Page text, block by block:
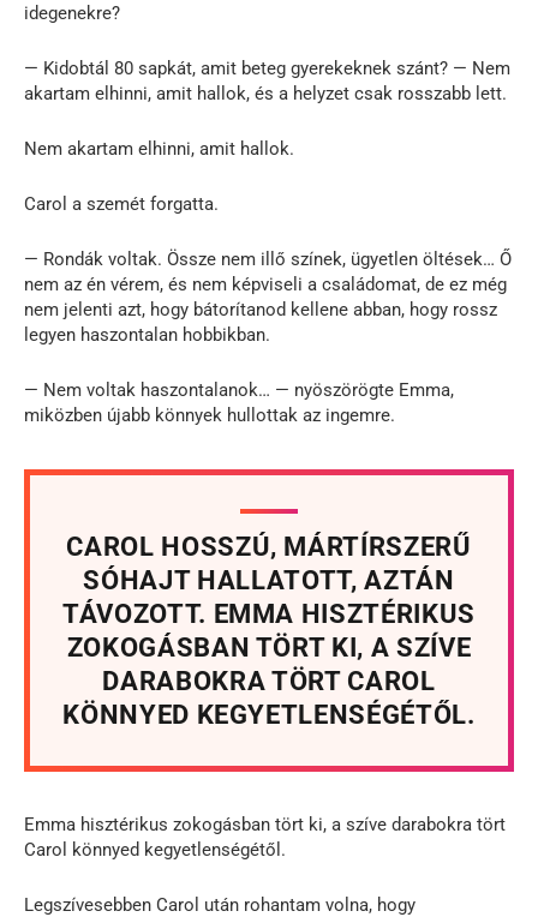
idegenekre?
— Kidobtál 80 sapkát, amit beteg gyerekeknek szánt? — Nem
akartam elhinni, amit hallok, és a helyzet csak rosszabb lett.
Nem akartam elhinni, amit hallok.
Carol a szemét forgatta.
— Rondák voltak. Össze nem illő színek, ügyetlen öltések… Ő
nem az én vérem, és nem képviseli a családomat, de ez még
nem jelenti azt, hogy bátorítanod kellene abban, hogy rossz
legyen haszontalan hobbikban.
— Nem voltak haszontalanok… — nyöszörögte Emma,
miközben újabb könnyek hullottak az ingemre.
CAROL HOSSZÚ, MÁRTÍRSZERŰ
SÓHAJT HALLATOTT, AZTÁN
TÁVOZOTT. EMMA HISZTÉRIKUS
ZOKOGÁSBAN TÖRT KI, A SZÍVE
DARABOKRA TÖRT CAROL
KÖNNYED KEGYETLENSÉGÉTŐL.
Emma hisztérikus zokogásban tört ki, a szíve darabokra tört
Carol könnyed kegyetlenségétől.
Legszívesebben Carol után rohantam volna, hogy